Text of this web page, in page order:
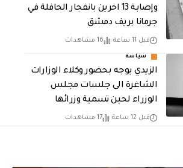
وإصابة 13 اخرين بانفجار الحافلة في
جرمانا بريف دمشق
قبل 11 ساعة 16 مشاهدات
سياسة
الزيدي يوجه بحضور وكلاء الوزارات
الشاغرة الى جلسات مجلس
الوزراء لحين تسمية وزرائها
قبل 12 ساعة 17 مشاهدات